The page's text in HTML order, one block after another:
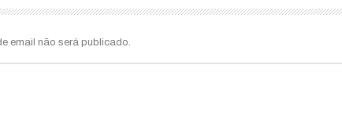
email não será publicado.